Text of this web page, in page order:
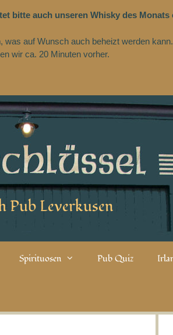
bitte auch unseren Whisky des
auf Wunsch auch beheizt werden
wir ca. 20 Minuten vorher.
Leverkusen
Spirituosen Pub Quiz